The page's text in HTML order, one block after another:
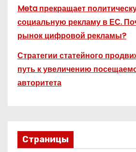
Meta прекращает
социальную рекламу в ЕС.
рынок цифровой рекламы?
Стратегии статейного
путь к увеличению
авторитета
Страницы